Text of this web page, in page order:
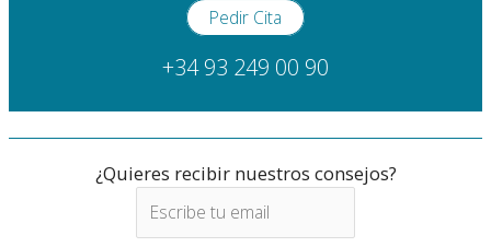
Pedir Cita
+34 93 249 00 90
¿Quieres recibir nuestros consejos?